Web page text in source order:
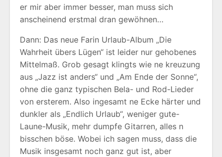
er mir aber immer besser, man muss sich
anscheinend erstmal dran gewöhnen…
Dann: Das neue Farin Urlaub-Album „Die
Wahrheit übers Lügen“ ist leider nur gehobenes
Mittelmaß. Grob gesagt klingts wie ne kreuzung
aus „Jazz ist anders“ und „Am Ende der Sonne“,
ohne die ganz typischen Bela- und Rod-Lieder
von ersterem. Also ingesamt ne Ecke härter und
dunkler als „Endlich Urlaub“, weniger gute-
Laune-Musik, mehr dumpfe Gitarren, alles n
bisschen böse. Wobei ich sagen muss, dass die
Musik insgesamt noch ganz gut ist, aber